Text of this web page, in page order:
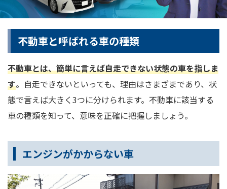
不動車と呼ばれる車の種類
不動車とは、簡単に言えば自走できない状態の車を指しま
す。自走できないといっても、理由はさまざまであり、状
態で言えば大きく3つに分けられます。不動車に該当する
車の種類を知って、意味を正確に把握しましょう。
エンジンがかからない車